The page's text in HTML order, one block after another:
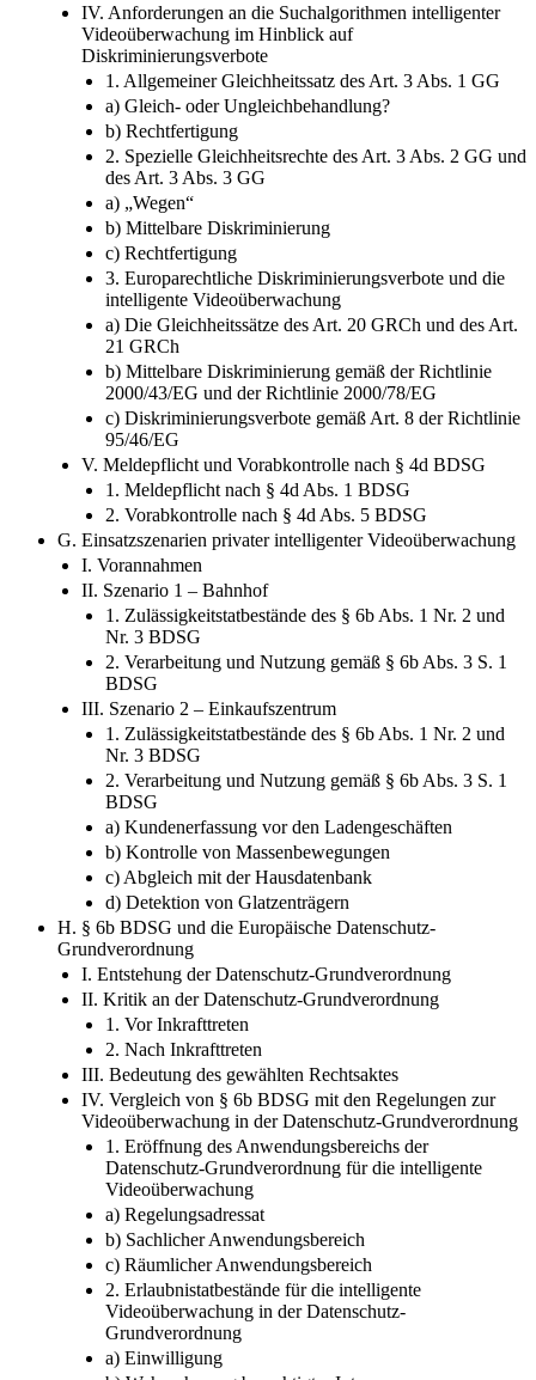
IV. Anforderungen an die Suchalgorithmen intelligenter
Videoüberwachung im Hinblick auf
Diskriminierungsverbote
1. Allgemeiner Gleichheitssatz des Art. 3 Abs. 1 GG
a) Gleich- oder Ungleichbehandlung?
b) Rechtfertigung
2. Spezielle Gleichheitsrechte des Art. 3 Abs. 2 GG und
des Art. 3 Abs. 3 GG
a) „Wegen“
b) Mittelbare Diskriminierung
c) Rechtfertigung
3. Europarechtliche Diskriminierungsverbote und die
intelligente Videoüberwachung
a) Die Gleichheitssätze des Art. 20 GRCh und des Art.
21 GRCh
b) Mittelbare Diskriminierung gemäß der Richtlinie
2000/43/EG und der Richtlinie 2000/78/EG
c) Diskriminierungsverbote gemäß Art. 8 der Richtlinie
95/46/EG
V. Meldepflicht und Vorabkontrolle nach § 4d BDSG
1. Meldepflicht nach § 4d Abs. 1 BDSG
2. Vorabkontrolle nach § 4d Abs. 5 BDSG
G. Einsatzszenarien privater intelligenter Videoüberwachung
I. Vorannahmen
II. Szenario 1 – Bahnhof
1. Zulässigkeitstatbestände des § 6b Abs. 1 Nr. 2 und
Nr. 3 BDSG
2. Verarbeitung und Nutzung gemäß § 6b Abs. 3 S. 1
BDSG
III. Szenario 2 – Einkaufszentrum
1. Zulässigkeitstatbestände des § 6b Abs. 1 Nr. 2 und
Nr. 3 BDSG
2. Verarbeitung und Nutzung gemäß § 6b Abs. 3 S. 1
BDSG
a) Kundenerfassung vor den Ladengeschäften
b) Kontrolle von Massenbewegungen
c) Abgleich mit der Hausdatenbank
d) Detektion von Glatzenträgern
H. § 6b BDSG und die Europäische Datenschutz-
Grundverordnung
I. Entstehung der Datenschutz-Grundverordnung
II. Kritik an der Datenschutz-Grundverordnung
1. Vor Inkrafttreten
2. Nach Inkrafttreten
III. Bedeutung des gewählten Rechtsaktes
IV. Vergleich von § 6b BDSG mit den Regelungen zur
Videoüberwachung in der Datenschutz-Grundverordnung
1. Eröffnung des Anwendungsbereichs der
Datenschutz-Grundverordnung für die intelligente
Videoüberwachung
a) Regelungsadressat
b) Sachlicher Anwendungsbereich
c) Räumlicher Anwendungsbereich
2. Erlaubnistatbestände für die intelligente
Videoüberwachung in der Datenschutz-
Grundverordnung
a) Einwilligung